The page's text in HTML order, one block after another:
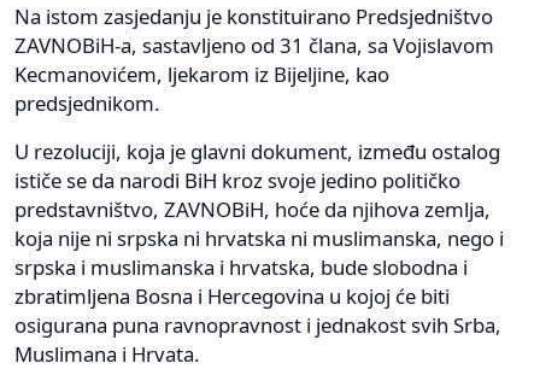
Na istom zasjedanju je konstituirano Predsjedništvo
ZAVNOBiH-a, sastavljeno od 31 člana, sa Vojislavom
Kecmanovićem, ljekarom iz Bijeljine, kao
predsjednikom.
U rezoluciji, koja je glavni dokument, između ostalog
ističe se da narodi BiH kroz svoje jedino političko
predstavništvo, ZAVNOBiH, hoće da njihova zemlja,
koja nije ni srpska ni hrvatska ni muslimanska, nego i
srpska i muslimanska i hrvatska, bude slobodna i
zbratimljena Bosna i Hercegovina u kojoj će biti
osigurana puna ravnopravnost i jednakost svih Srba,
Muslimana i Hrvata.